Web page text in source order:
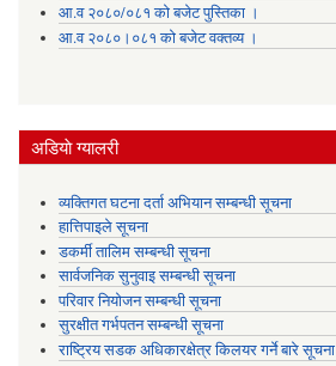
आ.व २०८०/०८१ को बजेट पुस्तिका ।
आ.व २०८०।०८१ को बजेट वक्तव्य ।
अडियाे ग्यालरी
व्यक्तिगत घटना दर्ता अभियान सम्बन्धी सूचना
हात्तिपाइले सूचना
डकर्मी तालिम सम्बन्धी सूचना
सार्वजनिक सुनुवाइ सम्बन्धी सूचना
परिवार नियोजन सम्बन्धी सूचना
सुरक्षीत गर्भपतन सम्बन्धी सूचना
राष्ट्रिय सडक अधिकारक्षेत्र किलयर गर्ने बारे सूचना